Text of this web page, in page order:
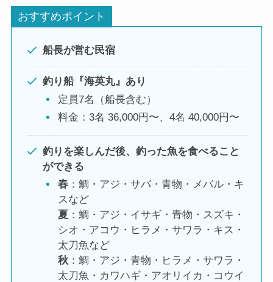
おすすめポイント
船長が営む民宿
釣り船『海英丸』あり
定員7名（船長含む）
料金：3名 36,000円〜、4名 40,000円〜
釣りを楽しんだ後、釣った魚を食べること
ができる
春 ：鯛・アジ・サバ・青物・メバル・キ
スなど
夏 ：鯛・アジ・イサギ・青物・スズキ・
シオ・アコウ・ヒラメ・サワラ・キス・
太刀魚など
秋 ：鯛・アジ・青物・ヒラメ・サワラ・
太刀魚・カワハギ・アオリイカ・コウイ